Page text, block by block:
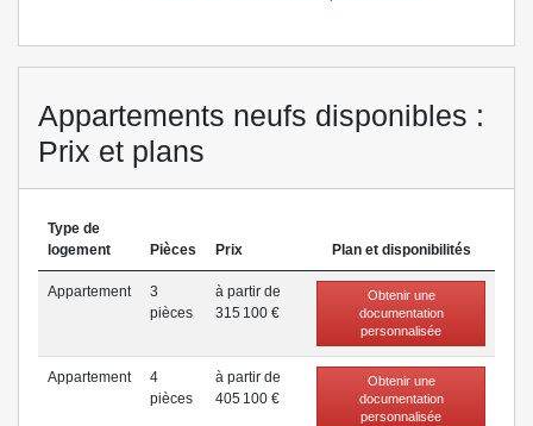
Appartements neufs disponibles :
Prix et plans
Type de
logement
Pièces Prix Plan et disponibilités
Appartement
3
pièces
à partir de
315 100 €
Obtenir une
documentation
personnalisée
Appartement
4
pièces
à partir de
405 100 €
Obtenir une
documentation
personnalisée